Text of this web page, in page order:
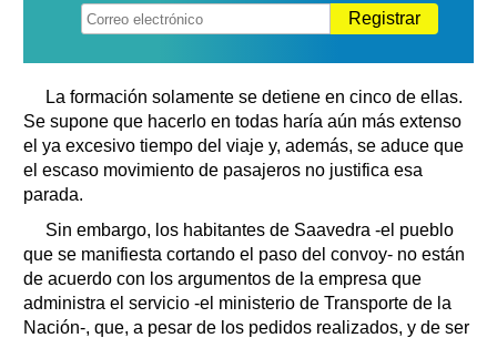
Suplementos
Farmacias
Transportes
Loterías
Datos Útiles
Fúnebres
Teléfonos de urgencia
Registrar
La formación solamente se detiene en cinco de ellas.
Se supone que hacerlo en todas haría aún más extenso
el ya excesivo tiempo del viaje y, además, se aduce que
el escaso movimiento de pasajeros no justifica esa
parada.
Sin embargo, los habitantes de Saavedra -el pueblo
que se manifiesta cortando el paso del convoy- no están
de acuerdo con los argumentos de la empresa que
administra el servicio -el ministerio de Transporte de la
Nación-, que, a pesar de los pedidos realizados, y de ser